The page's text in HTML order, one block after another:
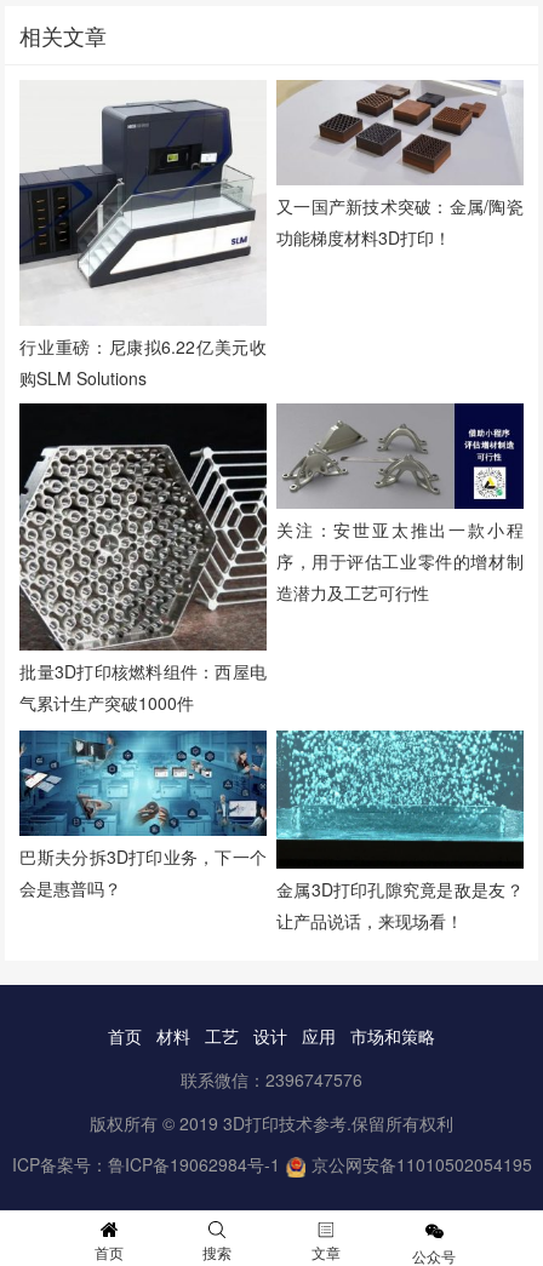
相关文章
行业重磅：尼康拟6.22亿美元收
购SLM Solutions
又一国产新技术突破：金属/陶瓷
功能梯度材料3D打印！
批量3D打印核燃料组件：西屋电
气累计生产突破1000件
关注：安世亚太推出一款小程
序，用于评估工业零件的增材制
造潜力及工艺可行性
巴斯夫分拆3D打印业务，下一个
会是惠普吗？
金属3D打印孔隙究竟是敌是友？
让产品说话，来现场看！
首页 材料 工艺 设计 应用
市场和策略
联系微信：2396747576
版权所有 © 2019 3D打印技术参考.保留所有权利
ICP备案号： 鲁ICP备19062984号-1 京公网安备11010502054195
首页 搜索 文章 公众号